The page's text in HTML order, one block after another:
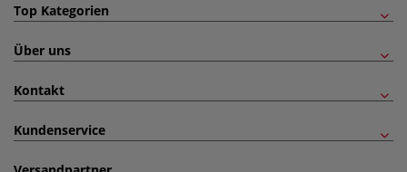
Top Kategorien
Über uns
Kontakt
Kundenservice